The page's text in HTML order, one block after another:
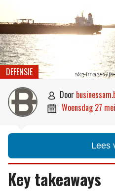
akg-images /
DEFENSIE
 door
 woensdag 27
Lees
Key takeaways